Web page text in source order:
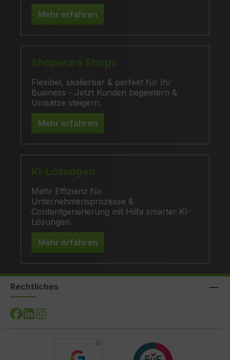
Mehr erfahren
Shopware Shops
Flexibel, skalierbar & perfekt für Ihr
Business - Jetzt Kunden begeistern &
Umsätze steigern.
Mehr erfahren
KI-Lösungen
Mehr Effizienz für
Unternehmensprozesse &
Contentgenerierung mit Hilfe smarter KI-
Lösungen.
Mehr erfahren
Rechtliches